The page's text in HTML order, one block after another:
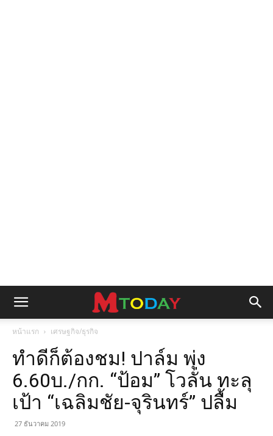
หน้าแรก เศรษฐกิจ/ธุรกิจ
ทำดีก็ต้องชม! ปาล์ม พุ่ง
6.60บ./กก. “ป้อม” โวลั่น ทะลุ
เป้า “เฉลิมชัย-จุรินทร์” ปลื้ม
27 ธันวาคม 2019